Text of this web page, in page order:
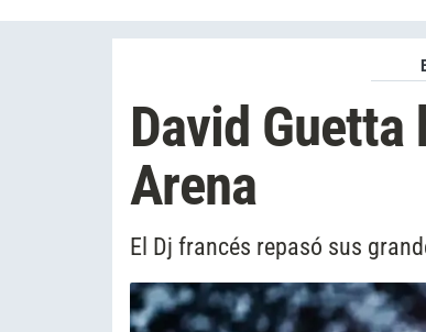
David
Arena
El Dj francés repasó sus